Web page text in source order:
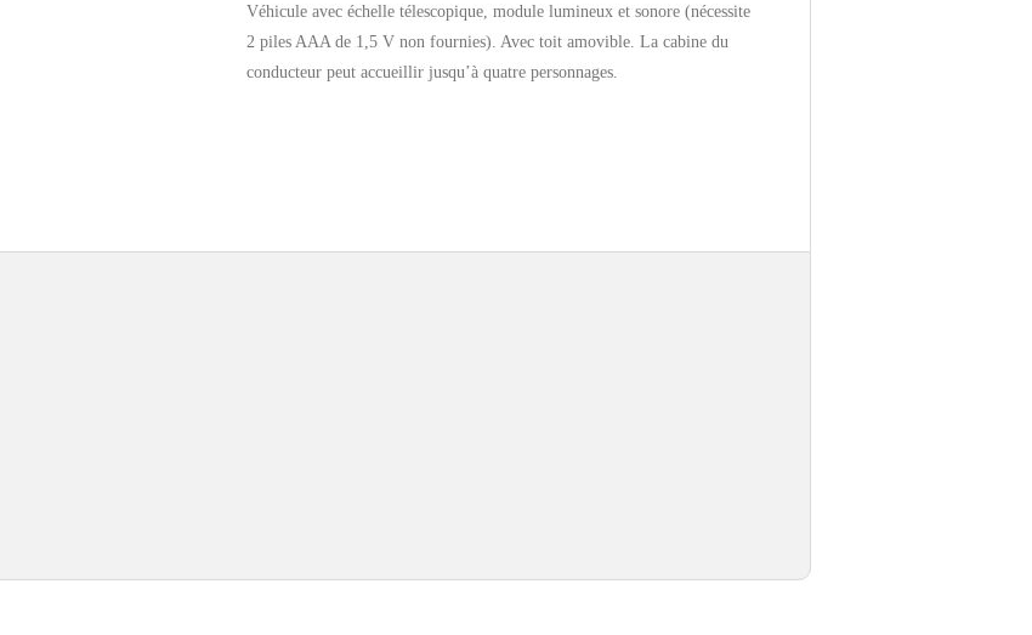
Véhicule avec échelle télescopique, module lumineux et sonore (nécessite
2 piles AAA de 1,5 V non fournies). Avec toit amovible. La cabine du
conducteur peut accueillir jusqu’à quatre personnages.